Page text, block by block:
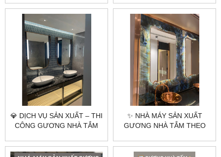
HOÀN HẢO ✨💎
CHUYÊN GIA GƯƠNG CAO
CẤP HÀ NỘI & TP.HCM
💎 DỊCH VỤ SẢN XUẤT – THI
CÔNG GƯƠNG NHÀ TẮM
PVD | CITYBUILDING HÀ
NỘI & TP.HCM
✨ NHÀ MÁY SẢN XUẤT
GƯƠNG NHÀ TẮM THEO
CITYBUILDING